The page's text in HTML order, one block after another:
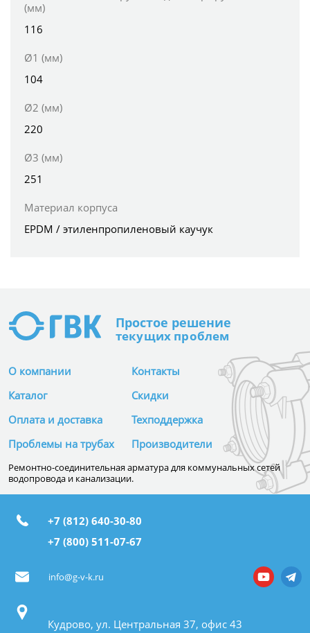
(мм)
116
Ø1 (мм)
104
Ø2 (мм)
220
Ø3 (мм)
251
Материал корпуса
EPDM / этиленпропиленовый каучук
Простое решение
текущих проблем
О компании
Каталог
Оплата и доставка
Скидки
Техподдержка
Производители
Проблемы на трубах
Контакты
Ремонтно-соединительная арматура для коммунальных сетей
водопровода и канализации.
+7 (812) 640-30-80
+7 (800) 511-07-67
info@g-v-k.ru
Кудрово, ул. Центральная 37, офис 43